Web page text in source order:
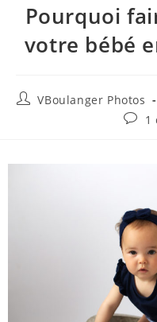
Pourquoi
votre bébé
VBoulanger Photos
1